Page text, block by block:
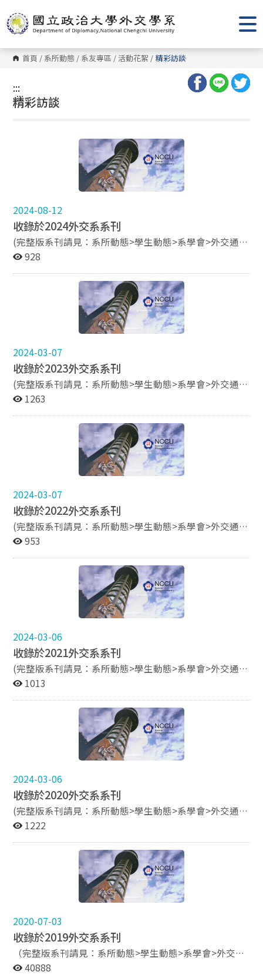
到
主
要
內
容
區 首頁 / 系所動態 / 系友專區 / 活動花絮 / 精彩訪談
:::
:::
精彩訪談
2024-08-12
收錄於2024外交系系刊
(完整版系刊請見：系所動態>學生動態>系學會>外交通
訊) 系友 盛治仁 專訪 系友 徐裕軒 專訪 系友 曾詩嵐 專訪928
2024-03-07
收錄於2023外交系系刊
(完整版系刊請見：系所動態>學生動態>系學會>外交通
訊) 系友 王雪虹 專訪 系友 徐佑典 專訪 系友 石舫亘 專訪1263
2024-03-07
收錄於2022外交系系刊
(完整版系刊請見：系所動態>學生動態>系學會>外交通
訊) 系友 方天賜老師 專訪 系友 江衍迪 專訪 系友 周正剛 專953
2024-03-06
收錄於2021外交系系刊
(完整版系刊請見：系所動態>學生動態>系學會>外交通
訊) 正義且務實的外交工作者：歐鴻鍊部長專訪 畫筆下的
友恩: 沒有「不能轉換」這件事 踏實而熱血的探索者—張
1013
2024-03-06
收錄於2020外交系系刊
(完整版系刊請見：系所動態>學生動態>系學會>外交通
訊) 創造形勢的政治家－宋楚瑜學長專訪 啟程，繫一段
X 吳崇涵學長聯合專訪 成為每個舞台上耀眼的存在－ 羅
勇於犯錯－ 劉琦學姐專訪 聆聽，來自海地的悅聲－
1222
2020-07-03
收錄於2019外交系系刊
（完整版系刊請見：系所動態>學生動態>系學會>外交通
訊） 人生啊，成功是自己的事情──吳東明學長專訪 散40888